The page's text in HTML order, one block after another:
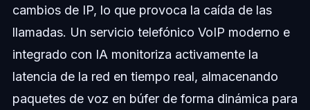
cambios de IP, lo que provoca la caída de las
llamadas. Un servicio telefónico VoIP moderno e
integrado con IA monitoriza activamente la
latencia de la red en tiempo real, almacenando
paquetes de voz en búfer de forma dinámica para